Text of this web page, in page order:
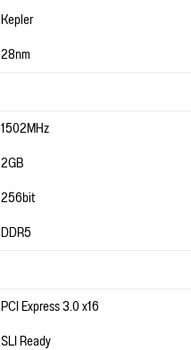
Kepler
28nm
1502MHz
2GB
256bit
DDR5
PCI Express 3.0 x16
SLI Ready